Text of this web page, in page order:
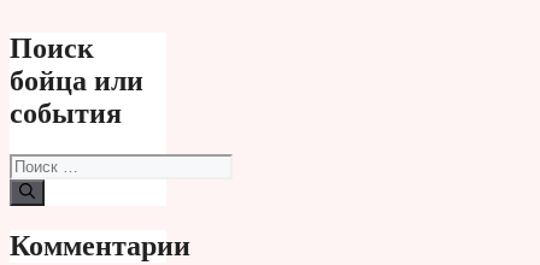
Поиск
бойца или
события
Поиск:
Комментарии